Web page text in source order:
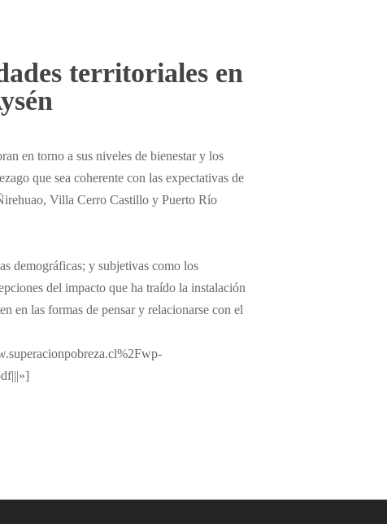
territoriales en
en torno a sus niveles de bienestar y los
que sea coherente con las expectativas de
Villa Cerro Castillo y Puerto Río
demográficas; y subjetivas como los
del impacto que ha traído la instalación
en las formas de pensar y relacionarse con el